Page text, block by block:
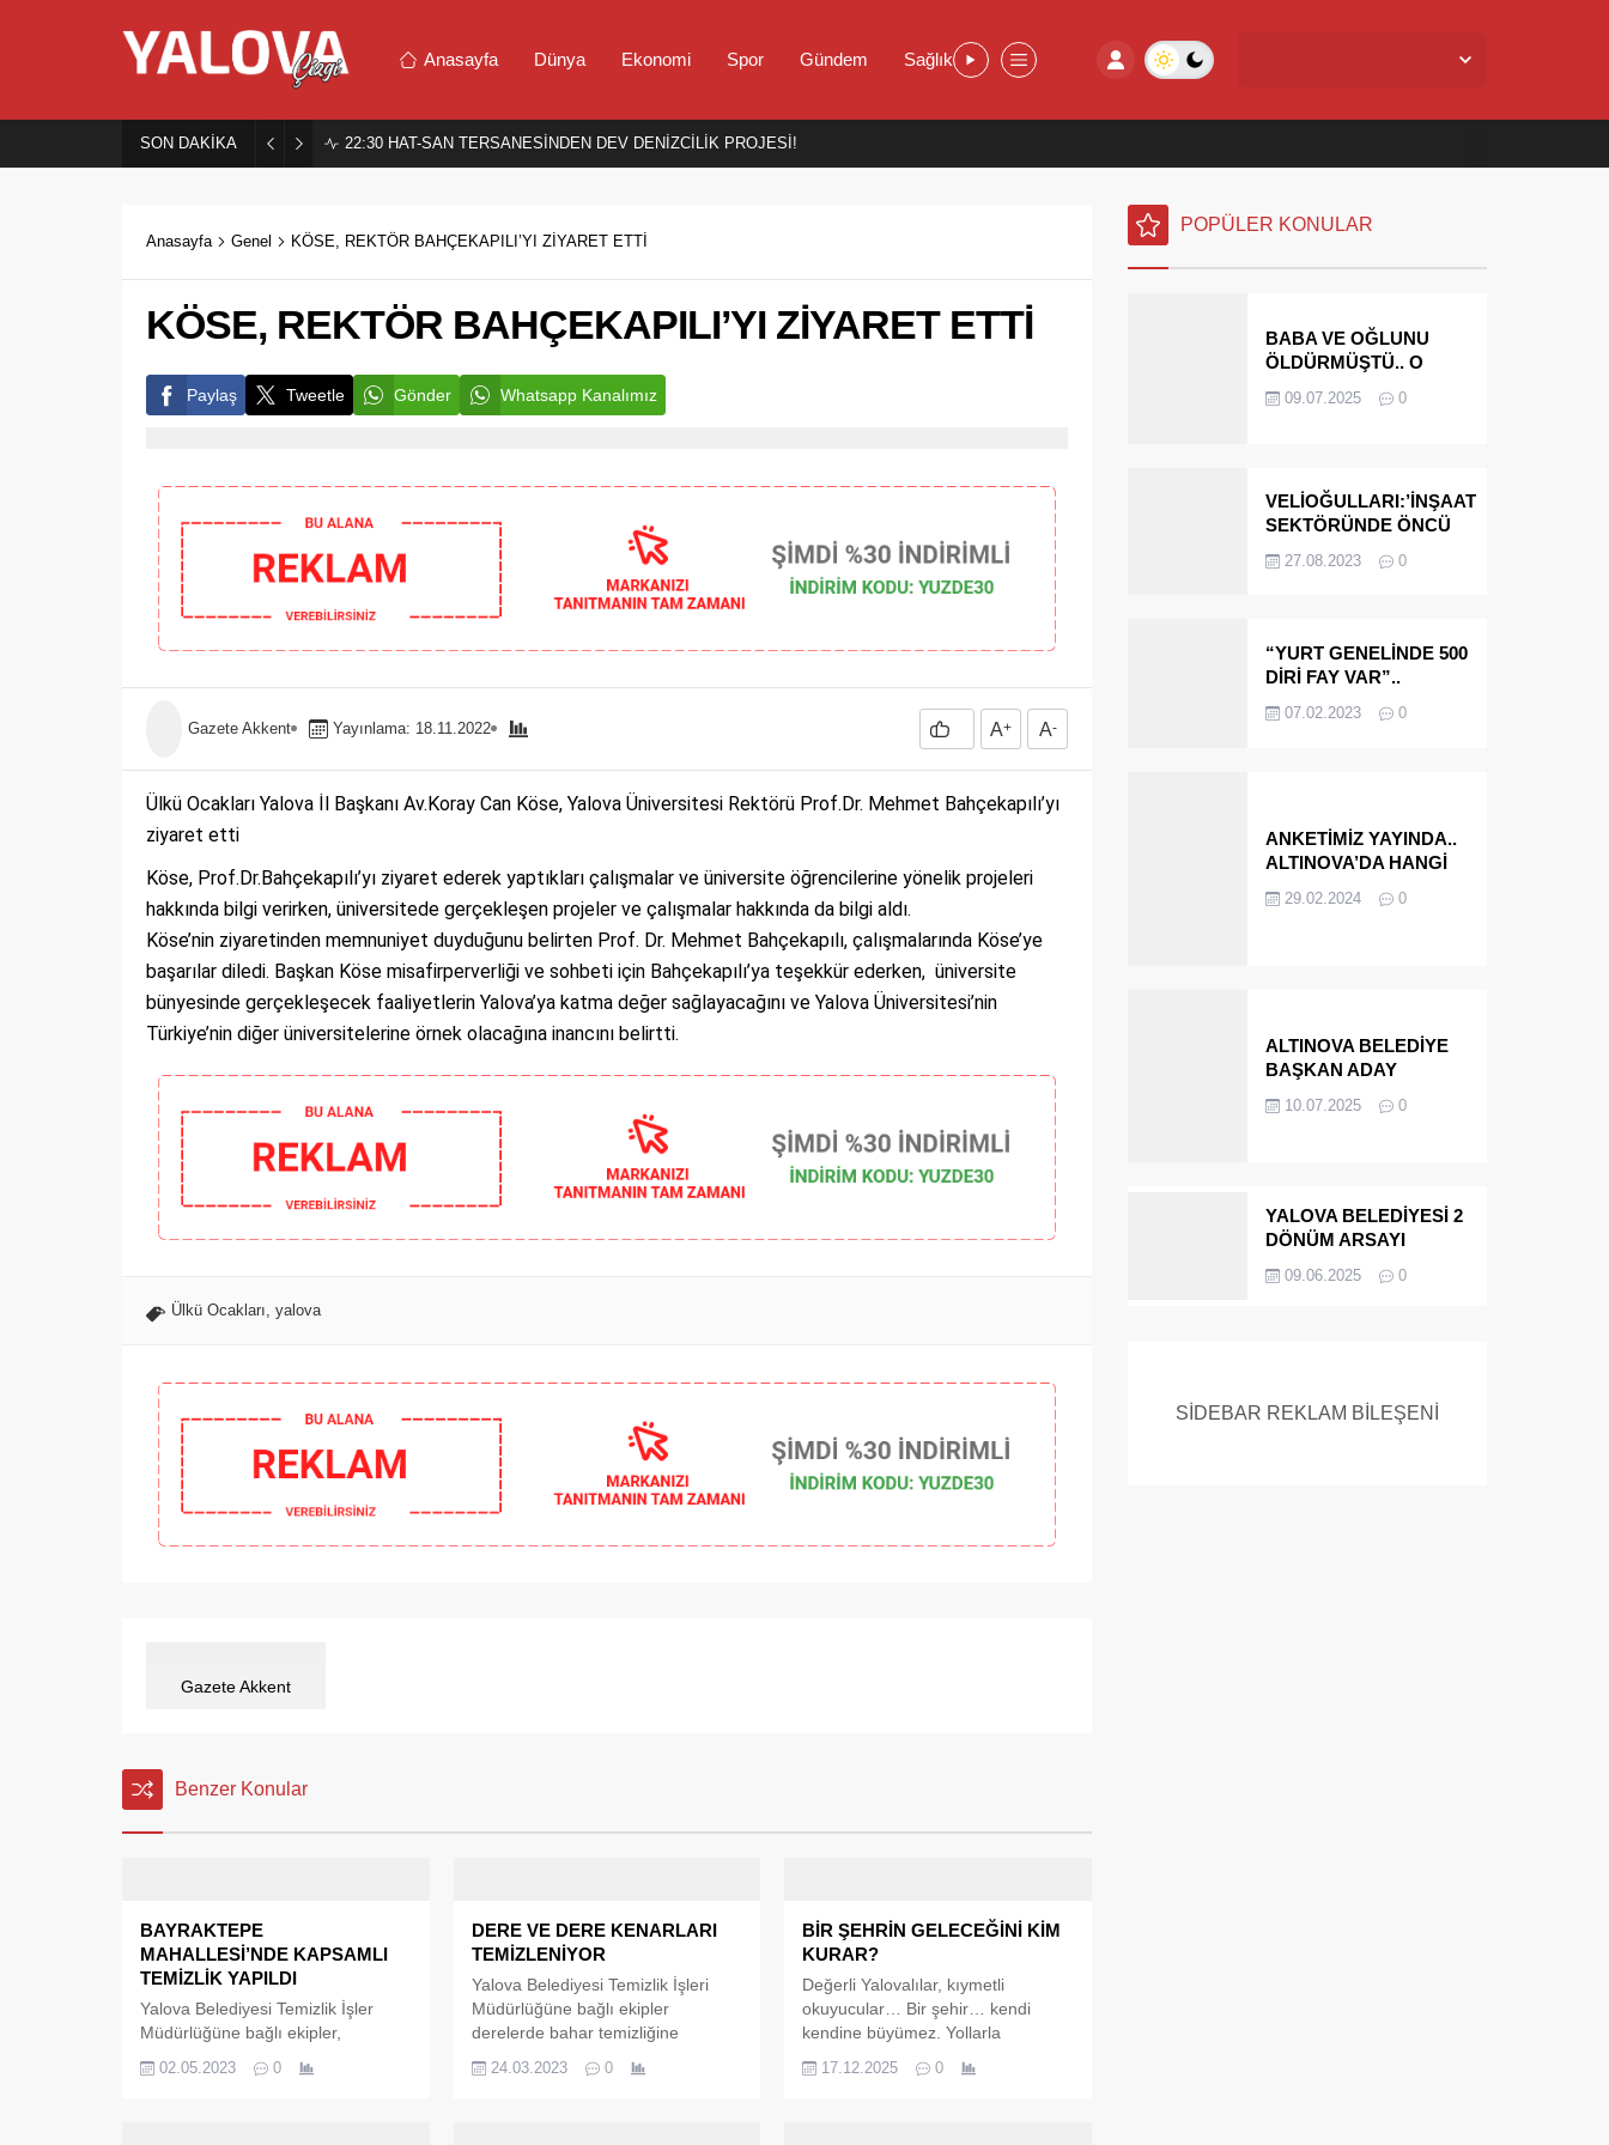
Anasayfa Dünya Ekonomi Spor Gündem Sağlık
SON DAKİKA 22:30 HAT-SAN TERSANESİNDEN DEV DENİZCİLİK PROJESİ!
Anasayfa Genel KÖSE, REKTÖR BAHÇEKAPILI’YI ZİYARET ETTİ
KÖSE, REKTÖR BAHÇEKAPILI’YI ZİYARET ETTİ
Paylaş Tweetle Gönder Whatsapp Kanalımız
Gazete Akkent Yayınlama: 18.11.2022 A+ A-
Ülkü Ocakları Yalova İl Başkanı Av.Koray Can Köse, Yalova Üniversitesi Rektörü Prof.Dr. Mehmet Bahçekapılı’yı
ziyaret etti
Köse, Prof.Dr.Bahçekapılı’yı ziyaret ederek yaptıkları çalışmalar ve üniversite öğrencilerine yönelik projeleri
hakkında bilgi verirken, üniversitede gerçekleşen projeler ve çalışmalar hakkında da bilgi aldı.
Köse’nin ziyaretinden memnuniyet duyduğunu belirten Prof. Dr. Mehmet Bahçekapılı, çalışmalarında Köse’ye
başarılar diledi. Başkan Köse misafirperverliği ve sohbeti için Bahçekapılı’ya teşekkür ederken, üniversite
bünyesinde gerçekleşecek faaliyetlerin Yalova’ya katma değer sağlayacağını ve Yalova Üniversitesi’nin
Türkiye’nin diğer üniversitelerine örnek olacağına inancını belirtti.
Ülkü Ocakları yalova
Gazete Akkent
Benzer Konular
BAYRAKTEPE
MAHALLESİ’NDE KAPSAMLI
TEMİZLİK YAPILDI
Yalova Belediyesi Temizlik İşler
Müdürlüğüne bağlı ekipler,
Bayraktepe Mahallesi’nde kapsamlı
temizlik çalışması gerçekleştirdi.
02.05.2023 0
DERE VE DERE KENARLARI
TEMİZLENİYOR
Yalova Belediyesi Temizlik İşleri
Müdürlüğüne bağlı ekipler
derelerde bahar temizliğine
başladı. Yapılan dere temizliklerinin
yanında dere kenarlarında oluşan
24.03.2023 0
BİR ŞEHRİN GELECEĞİNİ KİM
KURAR?
Değerli Yalovalılar, kıymetli
okuyucular… Bir şehir… kendi
kendine büyümez. Yollarla
büyümez, binalarla büyümez,
tabelalarla hiç büyümez.
17.12.2025 0
POPÜLER KONULAR
BABA VE OĞLUNU
ÖLDÜRMÜŞTÜ.. O
MİRASÇILARI
09.07.2025 0
VELİOĞULLARI:’İNŞAAT
SEKTÖRÜNDE ÖNCÜ
EDECEĞİZ’
27.08.2023 0
“YURT GENELİNDE 500
DİRİ FAY VAR”..
ÇINARCIK..
07.02.2023 0
ANKETİMİZ YAYINDA..
ALTINOVA’DA HANGİ
BAŞKANI OLARAK
29.02.2024 0
ALTINOVA BELEDİYE
BAŞKAN ADAY
MÜEBBET ALDI FİRAR
10.07.2025 0
YALOVA BELEDİYESİ 2
DÖNÜM ARSAYI
09.06.2025 0
SİDEBAR REKLAM BİLEŞENİ